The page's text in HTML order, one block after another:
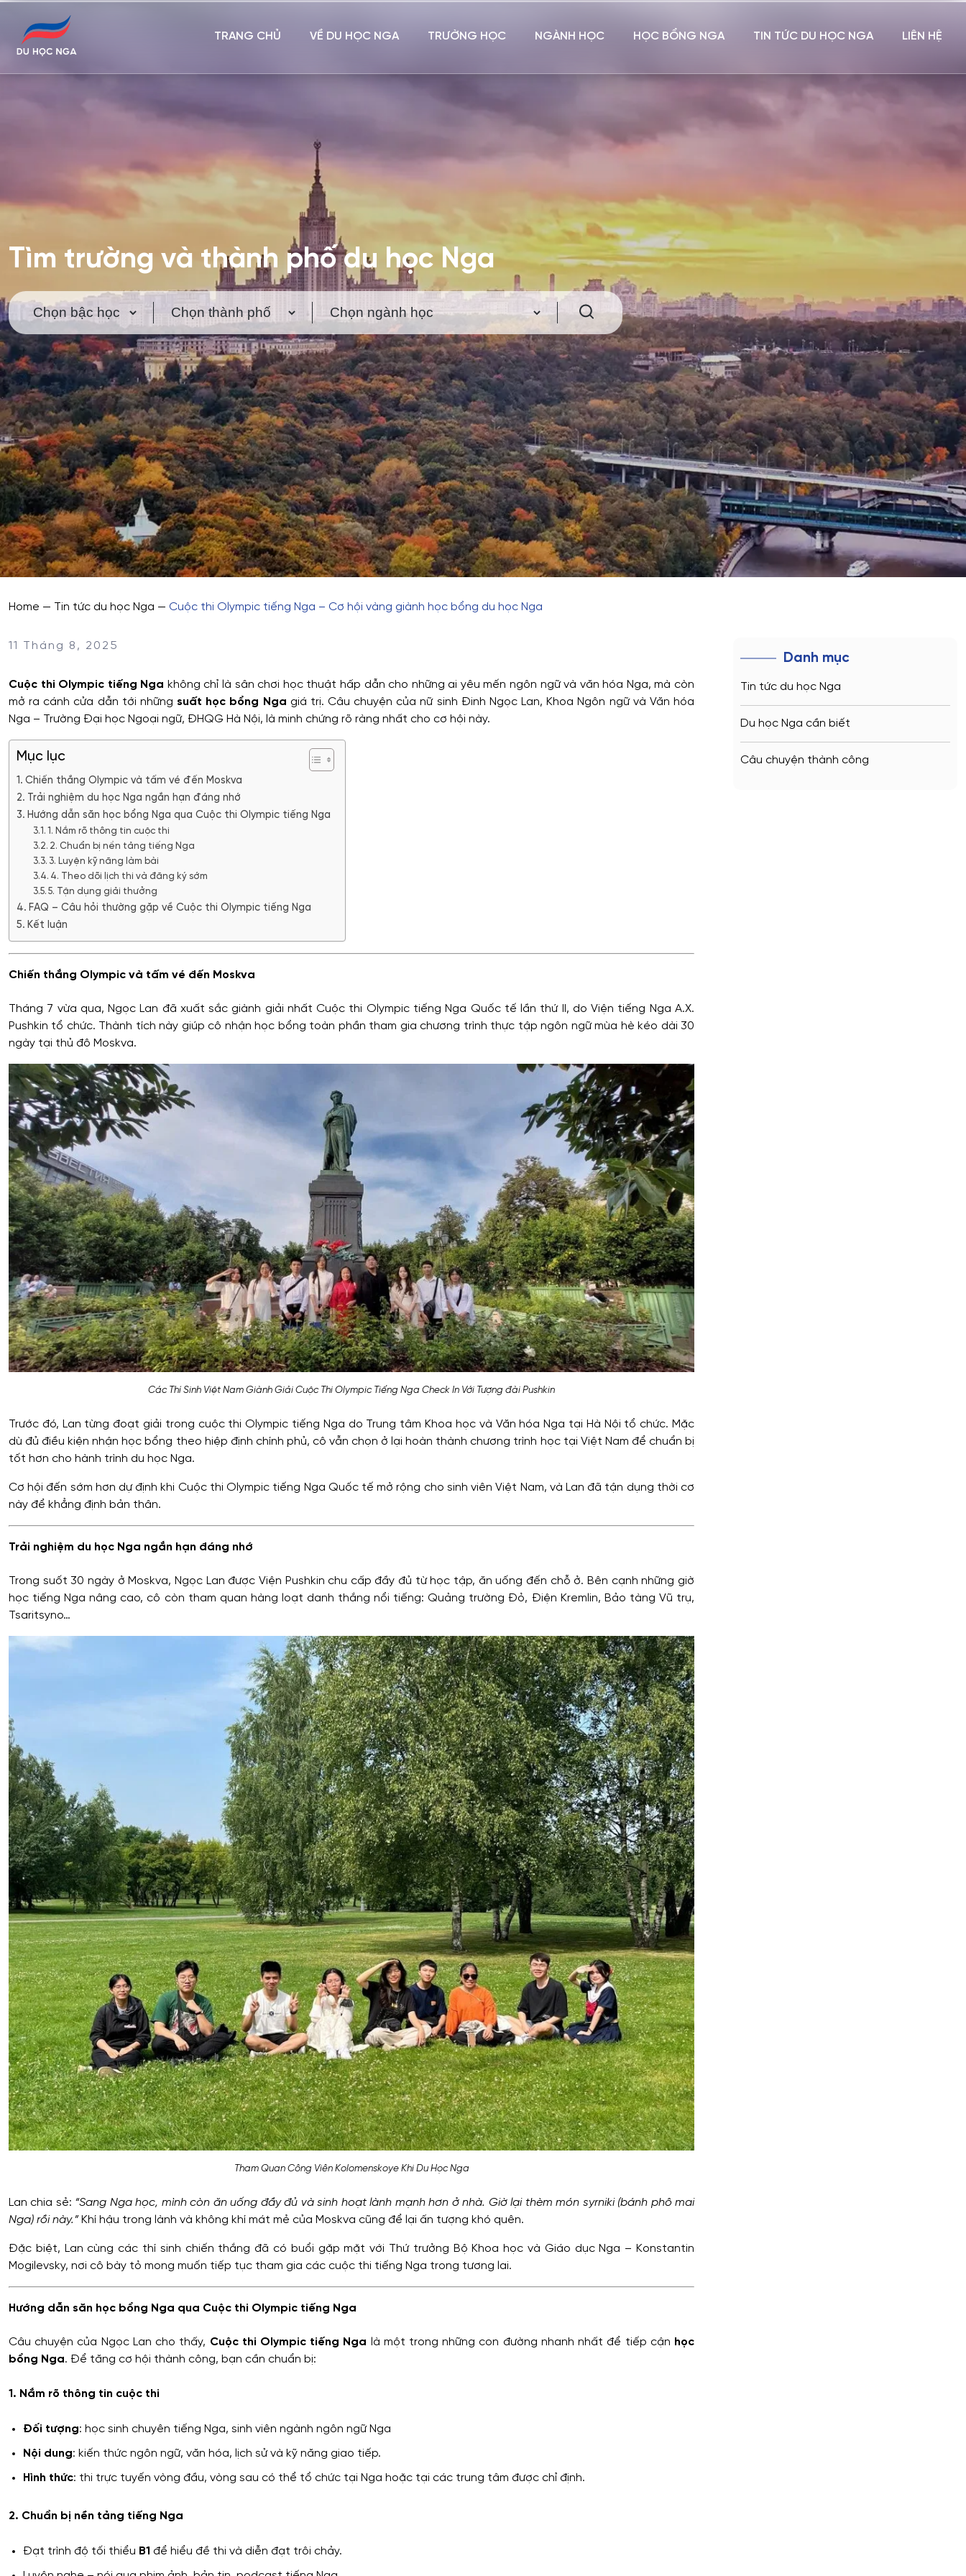
TRANG CHỦ VỀ DU HỌC NGA TRƯỜNG HỌC NGÀNH HỌC HỌC BỔNG NGA TIN TỨC DU HỌC NGA LIÊN HỆ
Tìm trường và thành phố du học Nga
Home — Tin tức du học Nga — Cuộc thi Olympic tiếng Nga – Cơ hội vàng giành học bổng du học Nga
11 Tháng 8, 2025
Cuộc thi Olympic tiếng Nga không chỉ là sân chơi học thuật hấp dẫn cho những ai yêu mến ngôn ngữ và văn hóa Nga, mà còn
mở ra cánh cửa dẫn tới nhữngsuất học bổng Nga giá trị. Câu chuyện của nữ sinh Đinh Ngọc Lan, Khoa Ngôn ngữ và Văn hóa
Nga – Trường Đại học Ngoại ngữ, ĐHQG Hà Nội, là minh chứng rõ ràng nhất cho cơ hội này.
Mục lục
Chiến thắng Olympic và tấm vé đến Moskva
Trải nghiệm du học Nga ngắn hạn đáng nhớ
Hướng dẫn săn học bổng Nga qua Cuộc thi Olympic tiếng Nga
1. Nắm rõ thông tin cuộc thi
2. Chuẩn bị nền tảng tiếng Nga
3. Luyện kỹ năng làm bài
4. Theo dõi lịch thi và đăng ký sớm
5. Tận dụng giải thưởng
FAQ – Câu hỏi thường gặp về Cuộc thi Olympic tiếng Nga
Kết luận
Chiến thắng Olympic và tấm vé đến Moskva
Tháng 7 vừa qua, Ngọc Lan đã xuất sắc giành giải nhất Cuộc thi Olympic tiếng Nga Quốc tế lần thứ II, do Viện tiếng Nga A.X.
Pushkin tổ chức. Thành tích này giúp cô nhận học bổng toàn phần tham gia chương trình thực tập ngôn ngữ mùa hè kéo dài 30
ngày tại thủ đô Moskva.
Các Thí Sinh Việt Nam Giành Giải Cuộc Thi Olympic Tiếng Nga Check In Với Tượng đài Pushkin
Trước đó, Lan từng đoạt giải trong cuộc thi Olympic tiếng Nga do Trung tâm Khoa học và Văn hóa Nga tại Hà Nội tổ chức. Mặc
dù đủ điều kiện nhận học bổng theo hiệp định chính phủ, cô vẫn chọn ở lại hoàn thành chương trình học tại Việt Nam để chuẩn bị
tốt hơn cho hành trình du học Nga.
Cơ hội đến sớm hơn dự định khi Cuộc thi Olympic tiếng Nga Quốc tế mở rộng cho sinh viên Việt Nam, và Lan đã tận dụng thời cơ
này để khẳng định bản thân.
Trải nghiệm du học Nga ngắn hạn đáng nhớ
Trong suốt 30 ngày ở Moskva, Ngọc Lan được Viện Pushkin chu cấp đầy đủ từ học tập, ăn uống đến chỗ ở. Bên cạnh những giờ
học tiếng Nga nâng cao, cô còn tham quan hàng loạt danh thắng nổi tiếng: Quảng trường Đỏ, Điện Kremlin, Bảo tàng Vũ trụ,
Tsaritsyno…
Tham Quan Công Viên Kolomenskoye Khi Du Học Nga
Lan chia sẻ: “Sang Nga học, mình còn ăn uống đầy đủ và sinh hoạt lành mạnh hơn ở nhà. Giờ lại thèm món syrniki (bánh phô mai
Nga) rồi này.”Khí hậu trong lành và không khí mát mẻ của Moskva cũng để lại ấn tượng khó quên.
Đặc biệt, Lan cùng các thí sinh chiến thắng đã có buổi gặp mặt với Thứ trưởng Bộ Khoa học và Giáo dục Nga – Konstantin
Mogilevsky, nơi cô bày tỏ mong muốn tiếp tục tham gia các cuộc thi tiếng Nga trong tương lai.
Hướng dẫn săn học bổng Nga qua Cuộc thi Olympic tiếng Nga
Câu chuyện của Ngọc Lan cho thấy, Cuộc thi Olympic tiếng Nga là một trong những con đường nhanh nhất để tiếp cận học
bổng Nga. Để tăng cơ hội thành công, bạn cần chuẩn bị:
1. Nắm rõ thông tin cuộc thi
Đối tượng: học sinh chuyên tiếng Nga, sinh viên ngành ngôn ngữ Nga
Nội dung: kiến thức ngôn ngữ, văn hóa, lịch sử và kỹ năng giao tiếp.
Hình thức: thi trực tuyến vòng đầu, vòng sau có thể tổ chức tại Nga hoặc tại các trung tâm được chỉ định.
2. Chuẩn bị nền tảng tiếng Nga
Đạt trình độ tối thiểu B1 để hiểu đề thi và diễn đạt trôi chảy.
Danh mục
Tin tức du học Nga
Du học Nga cần biết
Câu chuyện thành công